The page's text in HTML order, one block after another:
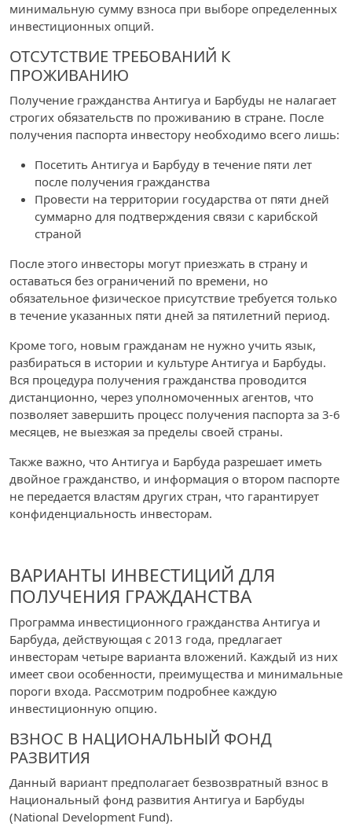
минимальную сумму взноса при выборе определенных
инвестиционных опций.
ОТСУТСТВИЕ ТРЕБОВАНИЙ К
ПРОЖИВАНИЮ
Получение гражданства Антигуа и Барбуды не налагает
строгих обязательств по проживанию в стране. После
получения паспорта инвестору необходимо всего лишь:
Посетить Антигуа и Барбуду в течение пяти лет
после получения гражданства
Провести на территории государства от пяти дней
суммарно для подтверждения связи с карибской
страной
После этого инвесторы могут приезжать в страну и
оставаться без ограничений по времени, но
обязательное физическое присутствие требуется только
в течение указанных пяти дней за пятилетний период.
Кроме того, новым гражданам не нужно учить язык,
разбираться в истории и культуре Антигуа и Барбуды.
Вся процедура получения гражданства проводится
дистанционно, через уполномоченных агентов, что
позволяет завершить процесс получения паспорта за 3-6
месяцев, не выезжая за пределы своей страны.
Также важно, что Антигуа и Барбуда разрешает иметь
двойное гражданство, и информация о втором паспорте
не передается властям других стран, что гарантирует
конфиденциальность инвесторам.
ВАРИАНТЫ ИНВЕСТИЦИЙ ДЛЯ
ПОЛУЧЕНИЯ ГРАЖДАНСТВА
Программа инвестиционного гражданства Антигуа и
Барбуда, действующая с 2013 года, предлагает
инвесторам четыре варианта вложений. Каждый из них
имеет свои особенности, преимущества и минимальные
пороги входа. Рассмотрим подробнее каждую
инвестиционную опцию.
ВЗНОС В НАЦИОНАЛЬНЫЙ ФОНД
РАЗВИТИЯ
Данный вариант предполагает безвозвратный взнос в
Национальный фонд развития Антигуа и Барбуды
(National Development Fund).